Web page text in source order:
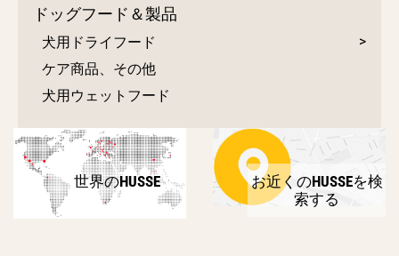
ドッグフード＆製品
犬用ドライフード
ケア商品、その他
犬用ウェットフード
世界のHUSSE
お近くのHUSSEを検
索する